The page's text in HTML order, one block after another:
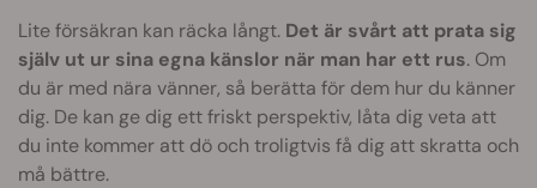
Lite försäkran kan räcka långt. Det är svårt att prata sig
själv ut ur sina egna känslor när man har ett rus. Om
du är med nära vänner, så berätta för dem hur du känner
dig. De kan ge dig ett friskt perspektiv, låta dig veta att
du inte kommer att dö och troligtvis få dig att skratta och
må bättre.